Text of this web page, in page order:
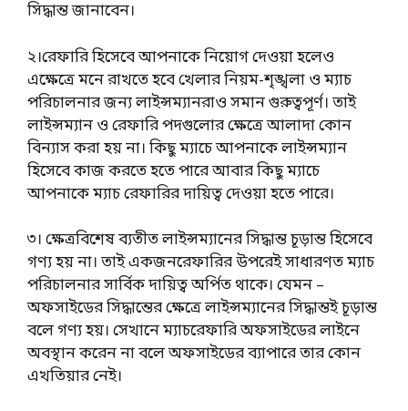
সিদ্ধান্ত জানাবেন।
২।রেফারি হিসেবে আপনাকে নিয়োগ দেওয়া হলেও
এক্ষেত্রে মনে রাখতে হবে খেলার নিয়ম-শৃঙ্খলা ও ম্যাচ
পরিচালনার জন্য লাইন্সম্যানরাও সমান গুরুত্বপূর্ণ। তাই
লাইন্সম্যান ও রেফারি পদগুলোর ক্ষেত্রে আলাদা কোন
বিন্যাস করা হয় না। কিছু ম্যাচে আপনাকে লাইন্সম্যান
হিসেবে কাজ করতে হতে পারে আবার কিছু ম্যাচে
আপনাকে ম্যাচ রেফারির দায়িত্ব দেওয়া হতে পারে।
৩। ক্ষেত্রবিশেষ ব্যতীত লাইন্সম্যানের সিদ্ধান্ত চূড়ান্ত হিসেবে
গণ্য হয় না। তাই একজনরেফারির উপরেই সাধারণত ম্যাচ
পরিচালনার সার্বিক দায়িত্ব অর্পিত থাকে। যেমন –
অফসাইডের সিদ্ধান্তের ক্ষেত্রে লাইন্সম্যানের সিদ্ধান্তই চূড়ান্ত
বলে গণ্য হয়। সেখানে ম্যাচরেফারি অফসাইডের লাইনে
অবস্থান করেন না বলে অফসাইডের ব্যাপারে তার কোন
এখতিয়ার নেই।